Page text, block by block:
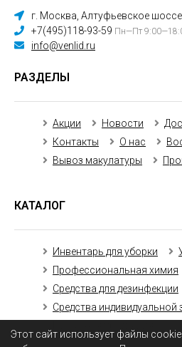
Этот сайт использует файлы
г. Москва, Алтуфьевское
+7(495)118-93-59 Пн—Пт
info@venlid.ru
РАЗДЕЛЫ
Акции Новости
Контакты
О нас
Вывоз макулатуры
КАТАЛОГ
Инвентарь для уборки
Профессиональная химия
Средства для дезинфекции
Средства